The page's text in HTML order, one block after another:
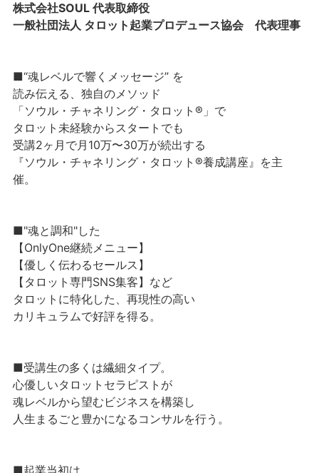
株式会社SOUL 代表取締役
一般社団法人 タロット起業プロデュース協会 代表理事
■“魂レベルで響くメッセージ” を
読み伝える、独自のメソッド
「ソウル・チャネリング・タロット®」で
タロット未経験からスタートでも
受講2ヶ月で月10万〜30万が続出する
『ソウル・チャネリング・タロット®養成講座』を主
催。
■"魂と調和"した
【OnlyOne継続メニュー】
【優しく伝わるセールス】
【タロット専門SNS集客】など
タロットに特化した、再現性の高い
カリキュラムで好評を得る。
■受講生の多くは繊細タイプ。
心優しいタロットセラピストが
魂レベルから望むビジネスを構築し
人生まるごと豊かになるコンサルを行う。